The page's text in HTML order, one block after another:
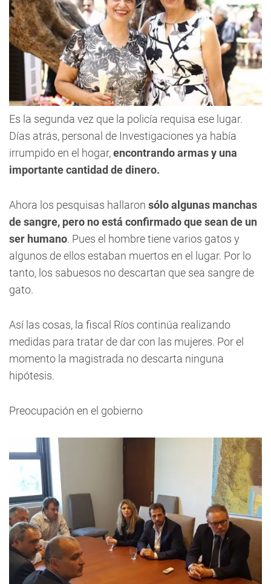
Es la segunda vez que la policía requisa ese lugar.
Días atrás, personal de Investigaciones ya había
irrumpido en el hogar,encontrando armas y una
importante cantidad de dinero.
Ahora los pesquisas hallaron sólo algunas manchas
de sangre, pero no está confirmado que sean de un
ser humano. Pues el hombre tiene varios gatos y
algunos de ellos estaban muertos en el lugar. Por lo
tanto, los sabuesos no descartan que sea sangre de
gato.
Así las cosas, la fiscal Ríos continúa realizando
medidas para tratar de dar con las mujeres. Por el
momento la magistrada no descarta ninguna
hipótesis.
Preocupación en el gobierno